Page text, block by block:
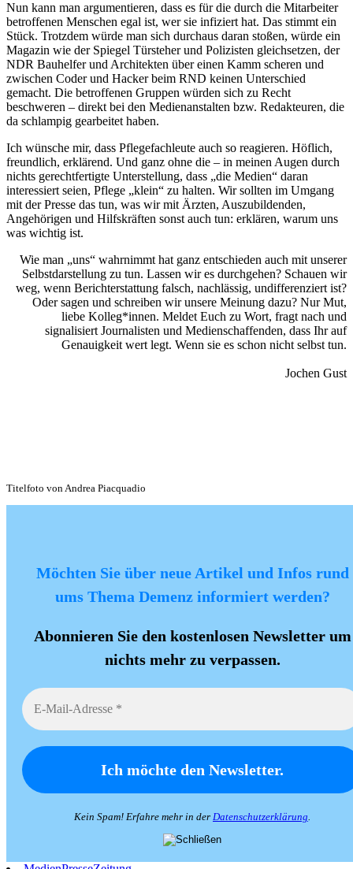
Nun kann man argumentieren, dass es für die durch die Mitarbeiter
betroffenen Menschen egal ist, wer sie infiziert hat. Das stimmt ein
Stück. Trotzdem würde man sich durchaus daran stoßen, würde ein
Magazin wie der Spiegel Türsteher und Polizisten gleichsetzen, der
NDR Bauhelfer und Architekten über einen Kamm scheren und
zwischen Coder und Hacker beim RND keinen Unterschied
gemacht. Die betroffenen Gruppen würden sich zu Recht
beschweren – direkt bei den Medienanstalten bzw. Redakteuren, die
da schlampig gearbeitet haben.
Ich wünsche mir, dass Pflegefachleute auch so reagieren. Höflich,
freundlich, erklärend. Und ganz ohne die – in meinen Augen durch
nichts gerechtfertigte Unterstellung, dass „die Medien“ daran
interessiert seien, Pflege „klein“ zu halten. Wir sollten im Umgang
mit der Presse das tun, was wir mit Ärzten, Auszubildenden,
Angehörigen und Hilfskräften sonst auch tun: erklären, warum uns
was wichtig ist.
Wie man „uns“ wahrnimmt hat ganz entschieden auch mit unserer
Selbstdarstellung zu tun. Lassen wir es durchgehen? Schauen wir
weg, wenn Berichterstattung falsch, nachlässig, undifferenziert ist?
Oder sagen und schreiben wir unsere Meinung dazu? Nur Mut,
liebe Kolleg*innen. Meldet Euch zu Wort, fragt nach und
signalisiert Journalisten und Medienschaffenden, dass Ihr auf
Genauigkeit wert legt. Wenn sie es schon nicht selbst tun.
Jochen Gust
Titelfoto von Andrea Piacquadio
Möchten Sie über neue Artikel und Infos rund
ums Thema Demenz informiert werden?
Abonnieren Sie den kostenlosen Newsletter um
nichts mehr zu verpassen.
Kein Spam! Erfahre mehr in der Datenschutzerklärung.